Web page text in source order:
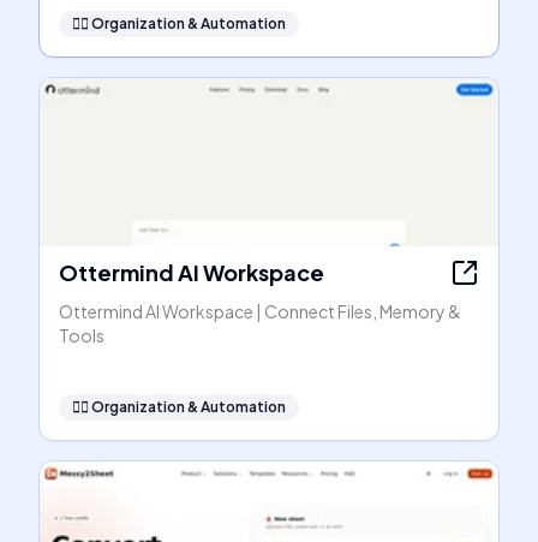
🧞‍♂️ Organization & Automation
Ottermind AI Workspace
Ottermind AI Workspace | Connect Files, Memory &
Tools
🧞‍♂️ Organization & Automation